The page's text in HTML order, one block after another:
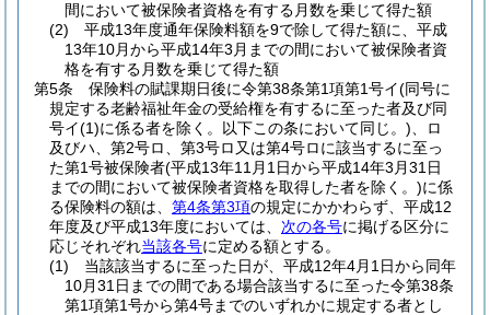
間において被保険者資格を有する月数を乗じて得た額
(2)
平成13年度通年保険料額を9で除して得た額に、平成
13年10月から平成14年3月までの間において被保険者資
格を有する月数を乗じて得た額
第5条
保険料の賦課期日後に令第38条第1項第1号イ(同号に
規定する老齢福祉年金の受給権を有するに至った者及び同
号イ(1)に係る者を除く。以下この条において同じ。) 、ロ
及びハ、第2号ロ、第3号ロ又は第4号ロに該当するに至っ
た第1号被保険者(平成13年11月1日から平成14年3月31日
までの間において被保険者資格を取得した者を除く。)に係
る保険料の額は、 第4条第3項の規定にかかわらず、平成12
年度及び平成13年度においては、 次の各号に掲げる区分に
応じそれぞれ当該各号に定める額とする。
(1)
当該該当するに至った日が、平成12年4月1日から同年
10月31日までの間である場合該当するに至った令第38条
第1項第1号から第4号までのいずれかに規定する者とし